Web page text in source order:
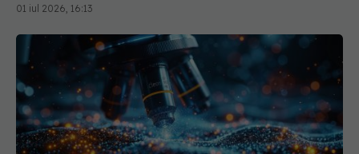
01 iul 2026, 16:13